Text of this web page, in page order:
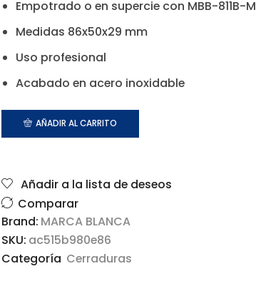
Empotrado o en supercie con MBB-811B-M
Medidas 86x50x29 mm
Uso profesional
Acabado en acero inoxidable
AÑADIR AL CARRITO
Añadir a la lista de deseos
Comparar
Brand: MARCA BLANCA
SKU: ac515b980e86
Categoría Cerraduras